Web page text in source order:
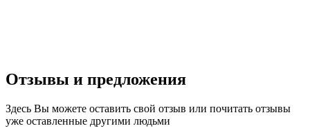
Отзывы и предложения
Здесь Вы можете оставить свой отзыв или почитать отзывы
уже оставленные другими людьми